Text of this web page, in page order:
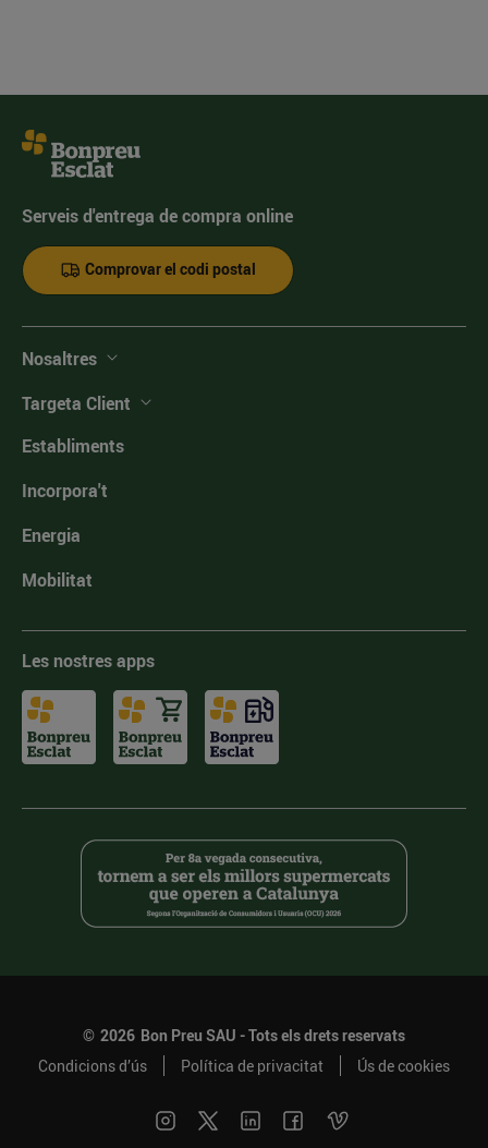
Serveis d'entrega de compra online
Comprovar el codi postal
Nosaltres
Targeta Client
Establiments
Incorpora't
Energia
Mobilitat
Les nostres apps
© 2026 Bon Preu SAU - Tots els drets reservats
Condicions d’ús
Política de privacitat Ús de cookies